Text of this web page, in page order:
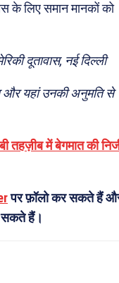
के लिए समान मानकों को
दूतावास, नई दिल्ली
और यहां उनकी अनुमति से
तहज़ीब में बेगमात की
पर फ़ॉलो कर सकते हैं
सकते हैं।